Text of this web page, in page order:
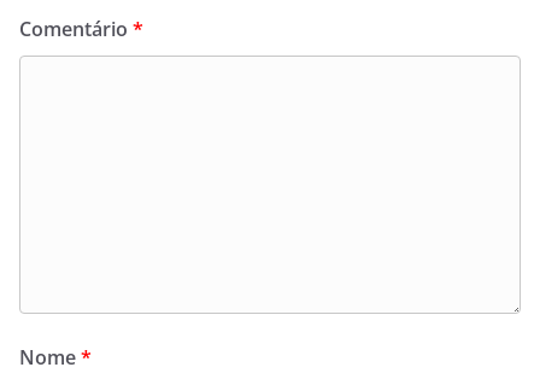
Comentário *
Nome*